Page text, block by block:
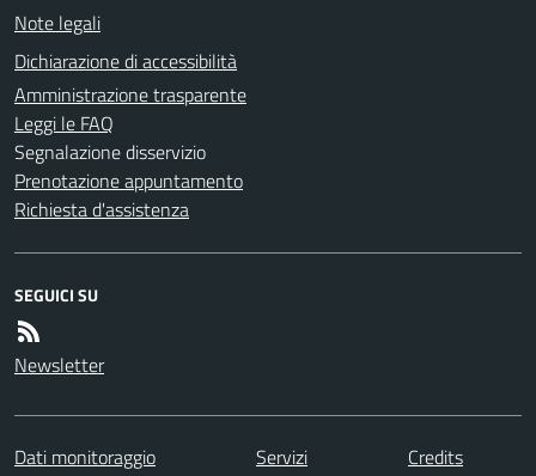
Note legali
Dichiarazione di accessibilità
Amministrazione trasparente
Leggi le FAQ
Segnalazione disservizio
Prenotazione appuntamento
Richiesta d'assistenza
SEGUICI SU
Newsletter
Dati monitoraggio Servizi
Credits